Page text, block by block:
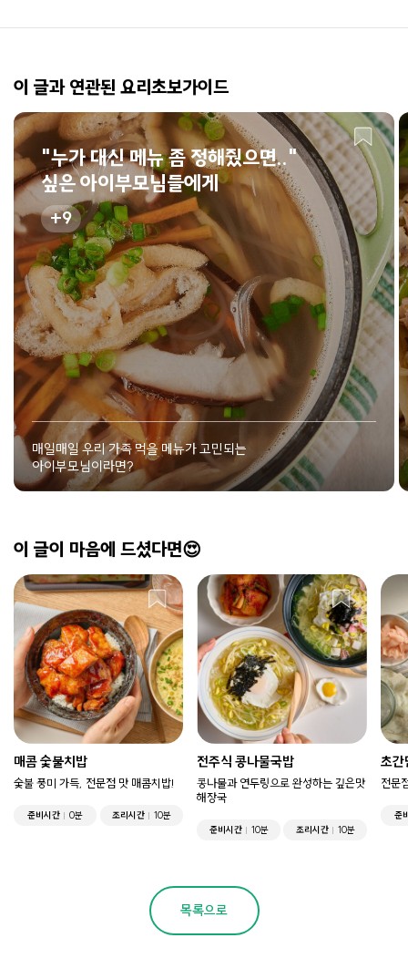
이 글과 연관된 요리초보가이드
"누가 대신 메뉴 좀 정해줬으면.."
싶은 아이부모님들에게
9
매일매일 우리 가족 먹을 메뉴가 고민되는
아이부모님이라면?
이 글이 마음에 드셨다면😍
매콤 숯불치밥
숯불 풍미 가득, 전문점 맛 매콤치밥!
준비시간 0분 조리시간 10분
전주식 콩나물국밥
콩나물과 연두링으로 완성하는 깊은맛
해장국
준비시간 10분 조리시간 10분
초간
전문
준
목록으로